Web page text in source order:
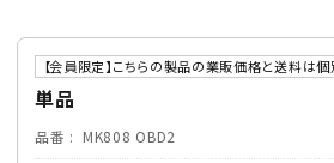
【会員限定】こちらの製品の業販価格と送料は個
単品
品番 MK808 OBD2